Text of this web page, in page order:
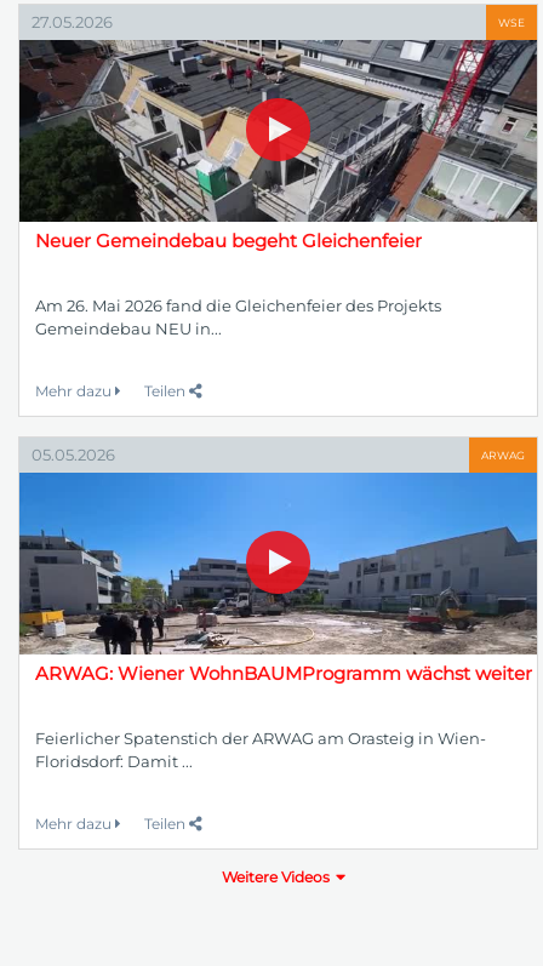
27.05.2026 WSE
Neuer Gemeindebau begeht Gleichenfeier
Am 26. Mai 2026 fand die Gleichenfeier des Projekts
Gemeindebau NEU in...
Mehr dazu Teilen
05.05.2026 ARWAG
ARWAG: Wiener WohnBAUMProgramm wächst weiter
Feierlicher Spatenstich der ARWAG am Orasteig in Wien-
Floridsdorf: Damit ...
Mehr dazu Teilen
Weitere Videos